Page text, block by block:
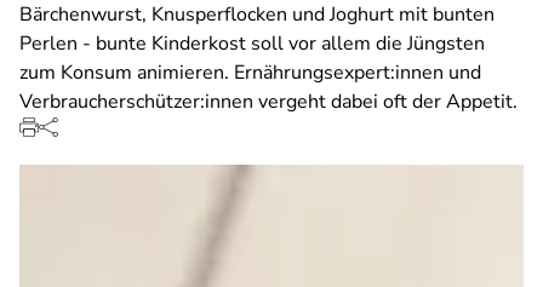
Bärchenwurst, Knusperflocken und Joghurt mit bunten
Perlen - bunte Kinderkost soll vor allem die Jüngsten
zum Konsum animieren. Ernährungsexpert:innen und
Verbraucherschützer:innen vergeht dabei oft der Appetit.